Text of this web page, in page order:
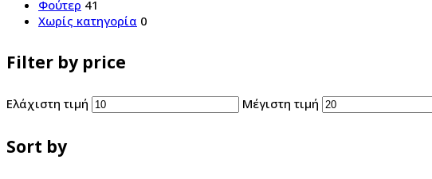
Φούτερ 41
Χωρίς κατηγορία 0
Filter by price
Ελάχιστη τιμή Μέγιστη τιμή
Sort by